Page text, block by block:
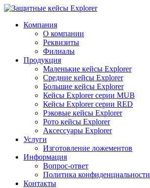
Компания
О компании
Реквизиты
Филиалы
Продукция
Маленькие кейсы Explorer
Средние кейсы Explorer
Большие кейсы Explorer
Кейсы Explorer серии MUB
Кейсы Explorer серии RED
Рэковые кейсы Explorer
Рото кейсы Explorer
Аксессуары Explorer
Услуги
Изготовление ложементов
Информация
Вопрос-ответ
Политика конфиденциальности
Контакты